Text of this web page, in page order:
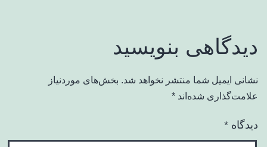
دیدگاهی بنویسید
نشانی ایمیل شما منتشر نخواهد شد. بخش‌های موردنیاز
علامت‌گذاری شده‌اند *
دیدگاه *